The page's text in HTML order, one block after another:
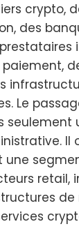
crypto,
des
Le
seulement
Il
une
retail,